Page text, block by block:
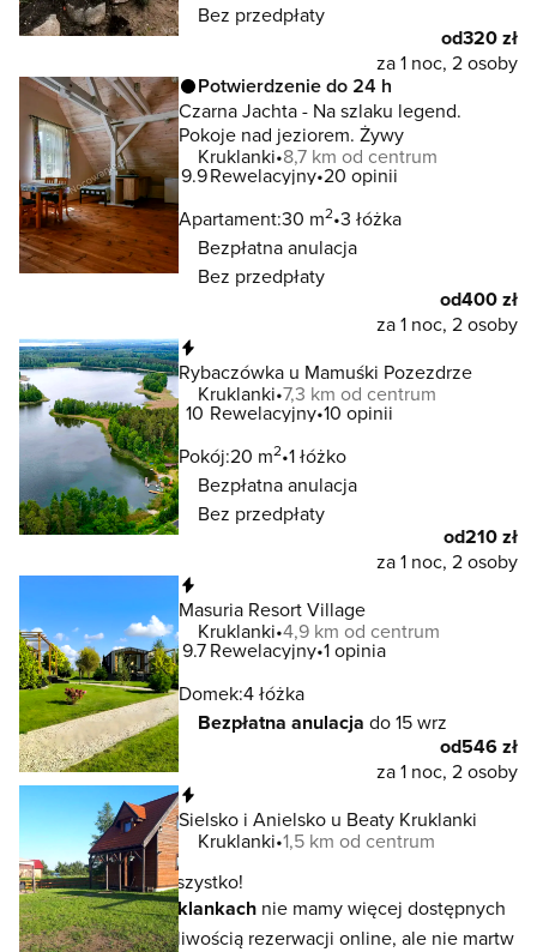
Bez przedpłaty
od320 zł
za 1 noc, 2 osoby
Potwierdzenie do 24 h
Czarna Jachta - Na szlaku legend.
Pokoje nad jeziorem. Żywy
Kruklanki 8,7 km od centrum
9.9Rewelacyjny 20 opinii
Apartament:30 m2 3 łóżka
Bezpłatna anulacja
Bez przedpłaty
od400 zł
za 1 noc, 2 osoby
Rybaczówka u Mamuśki Pozezdrze
Kruklanki 7,3 km od centrum
10 Rewelacyjny 10 opinii
Pokój:20 m2 1 łóżko
Bezpłatna anulacja
Bez przedpłaty
od210 zł
za 1 noc, 2 osoby
Masuria Resort Village
Kruklanki 4,9 km od centrum
9.7Rewelacyjny 1 opinia
Domek:4 łóżka
Bezpłatna anulacja do 15 wrz
od546 zł
za 1 noc, 2 osoby
Sielsko i Anielsko u Beaty Kruklanki
Kruklanki 1,5 km od centrum
To jeszcze nie wszystko!
W lokalizacjiKruklankach nie mamy więcej dostępnych
noclegów z możliwością rezerwacji online, ale nie martw